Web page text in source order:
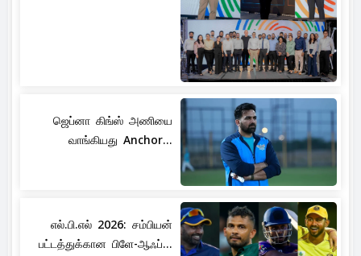
ஜெப்னா கிங்ஸ் அணியை
வாங்கியது Anchor...
எல்.பி.எல் 2026: சம்பியன்
பட்டத்துக்கான பிளே-ஆஃப்...